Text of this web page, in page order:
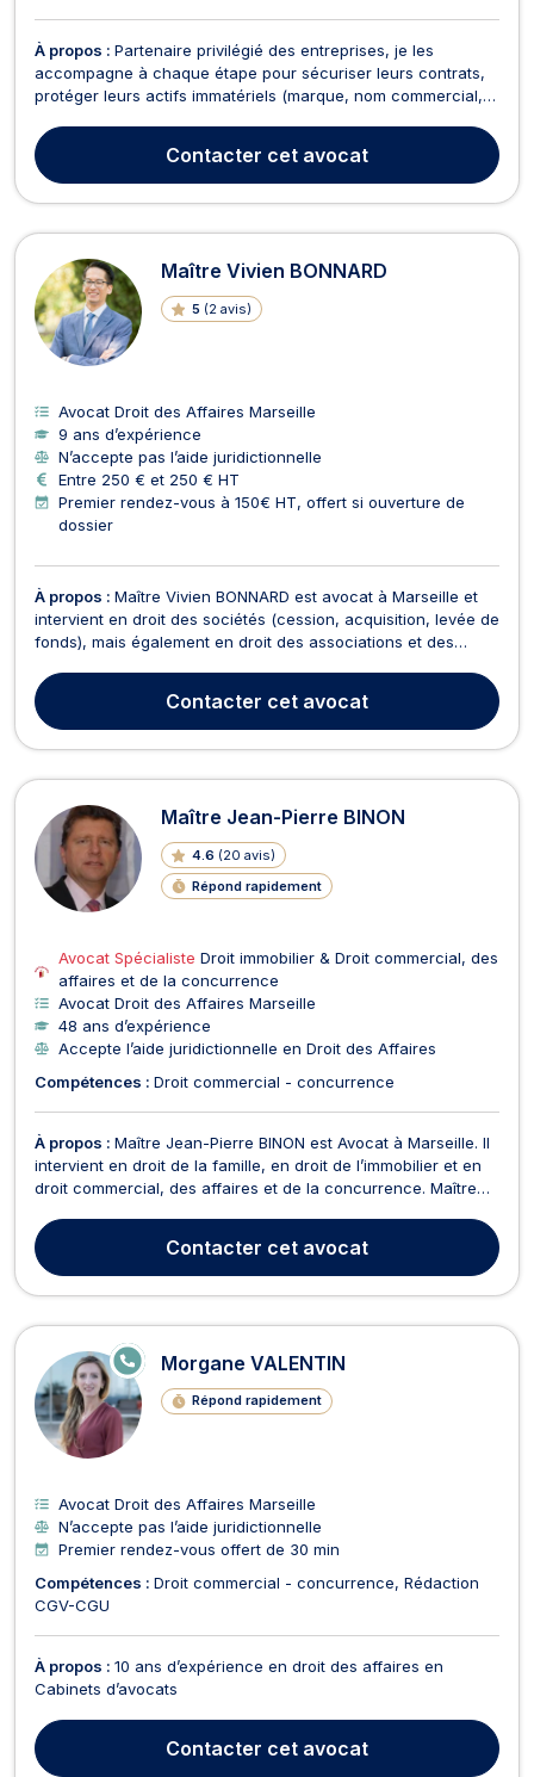
À propos : Partenaire privilégié des entreprises, je les
accompagne à chaque étape pour sécuriser leurs contrats,
protéger leurs actifs immatériels (marque, nom commercial,
créances.
Contacter cet avocat
Maître Vivien BONNARD
5 (2 avis)
Avocat Droit des Affaires Marseille
9 ans d’expérience
N’accepte pas l’aide juridictionnelle
Entre 250 € et 250 € HT
Premier rendez-vous à 150€ HT, offert si ouverture de
dossier
À propos : Maître Vivien BONNARD est avocat à Marseille et
intervient en droit des sociétés (cession, acquisition, levée de
fonds), mais également en droit des associations et des
BONNARD conseille plus spécifiquement les porteurs de
projet et dirigeants dans leurs problém...
Contacter cet avocat
Maître Jean-Pierre BINON
4.6 (20 avis)
Répond rapidement
Avocat Spécialiste Droit immobilier & Droit commercial, des
affaires et de la concurrence
Avocat Droit des Affaires Marseille
48 ans d’expérience
Accepte l’aide juridictionnelle en Droit des Affaires
Compétences : Droit commercial - concurrence
À propos : Maître Jean-Pierre BINON est Avocat à Marseille. Il
intervient en droit de la famille, en droit de l’immobilier et en
droit commercial, des affaires et de la concurrence. Maître
de la famille sur les affaires relevant du divorce et de la
séparation, de la liquidat...
Contacter cet avocat
Morgane VALENTIN
Répond rapidement
E
N
LI
N
E
Avocat Droit des Affaires Marseille
N’accepte pas l’aide juridictionnelle
Premier rendez-vous offert de 30 min
Compétences : Droit commercial - concurrence Rédaction
CGV-CGU
À propos : 10 ans d’expérience en droit des affaires en
Cabinets d’avocats
Contacter cet avocat